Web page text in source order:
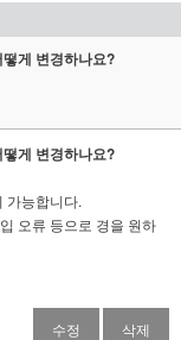
게 변경하나요?
게 변경하나요?
가능합니다.
오류 등으로 경을 원하
수정 삭제